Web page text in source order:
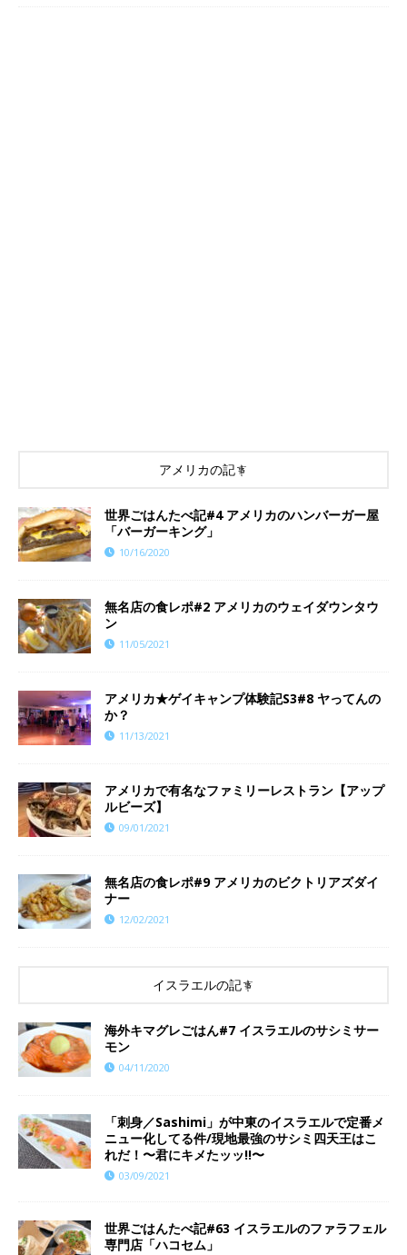
アメリカの記事
世界ごはんたべ記#4 アメリカのハンバーガー屋
「バーガーキング」
10/16/2020
無名店の食レポ#2 アメリカのウェイダウンタウ
ン
11/05/2021
​​アメリカ★ゲイキャンプ体験記S3#8 ヤってんの
か？
11/13/2021
アメリカで有名なファミリーレストラン【アップ
ルビーズ】
09/01/2021
無名店の食レポ#9 アメリカのビクトリアズダイ
ナー
12/02/2021
イスラエルの記事
海外キマグレごはん#7 イスラエルのサシミサー
モン
04/11/2020
「刺身／Sashimi」が中東のイスラエルで定番メ
ニュー化してる件/現地最強のサシミ四天王はこ
れだ！〜君にキメたッッ!!〜
03/09/2021
世界ごはんたべ記#63 イスラエルのファラフェル
専門店「ハコセム」